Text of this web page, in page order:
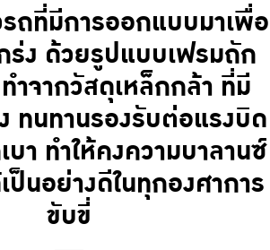
รถที่มีการออกแบบมาเพื่อ
ร่ง ด้วยรูปแบบเฟรมถัก
ำจากวัสดุเหล็กกล้า ที่มี
ทนทานรองรับต่อแรงบิด
บา ทำให้คงความบาลานซ์
ป็นอย่างดีในทุกองศาการ
ขับขี่